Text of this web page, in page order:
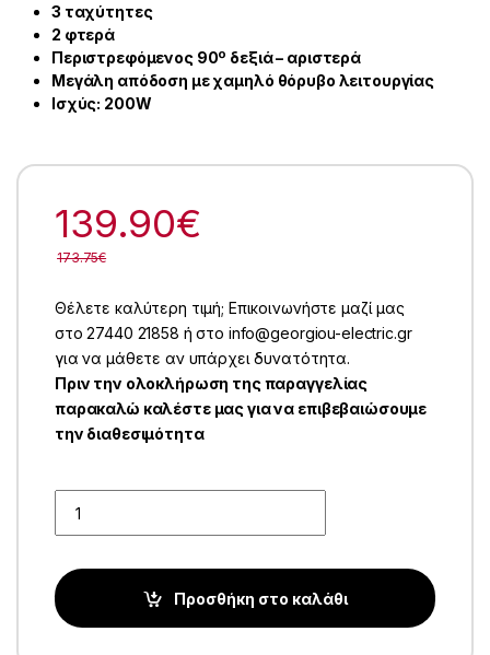
3 ταχύτητες
2 φτερά
Περιστρεφόμενος 90º δεξιά – αριστερά
Μεγάλη απόδοση με χαμηλό θόρυβο λειτουργίας
Ισχύς: 200W
139.90€
173.75€
Θέλετε καλύτερη τιμή; Επικοινωνήστε μαζί μας
στο 27440 21858 ή στο info@georgiou-electric.gr
για να μάθετε αν υπάρχει δυνατότητα.
Πριν την ολοκλήρωση της παραγγελίας
παρακαλώ καλέστε μας για να επιβεβαιώσουμε
την διαθεσιμότητα
Προσθήκη στο καλάθι